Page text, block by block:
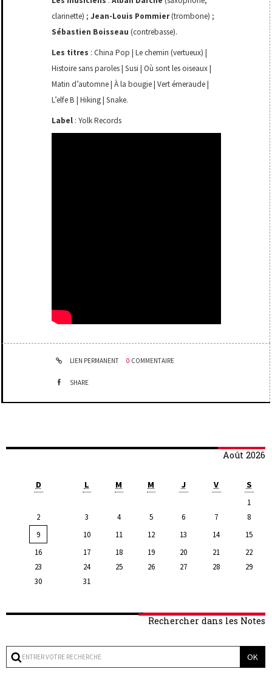
Août 2026
D L M M J V S
1
2
3 4 5 6 7
8
9
10 11 12 13 14
15
16
17 18 19 20 21
22
23
24 25 26 27 28
29
30
31
Rechercher dans les Notes
clarinette) ;Jean-Louis Pommier(trombone) ;
Sébastien Boisseau (contrebasse).
Les titres : China Pop | Le chemin (vertueux) |
Histoire sans paroles | Susi | Où sont les oiseaux |
Matin d’automne | À la bougie | Vert émeraude |
L’elfe B | Hiking | Snake.
Label : Yolk Records
LIEN PERMANENT 0 COMMENTAIRE
SHARE